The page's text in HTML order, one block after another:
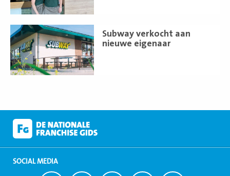
Subway verkocht aan
nieuwe eigenaar
Lees
meer
SOCIAL MEDIA